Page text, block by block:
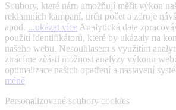
Soubory, které nám umožňují měřit výkon
reklamních kampaní, určit počet a zdroje
apod. ...ukázat více Analytická data
použití identifikátorů, které by ukázaly na
našeho webu. Nesouhlasem s využitím
ztrácíme zčásti možnost analýzy výkonu
optimalizace našich opatření a nastavení
méně
Personalizované soubory cookies